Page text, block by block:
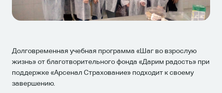
Долговременная учебная программа «Шаг во взрослую
жизнь» от благотворительного фонда «Дарим радость» при
поддержке «Арсенал Страхование» подходит к своему
завершению.